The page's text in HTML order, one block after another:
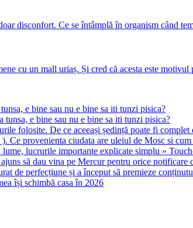
disconfort. Ce se întâmplă în organism când
cu un mall uriaș. Și cred că acesta este
e bine sau nu e bine sa iti tunzi pisica?
tunsa, e bine sau nu e bine sa iti tunzi pisica?
folosite. De ce aceeași ședință poate fi
Ce provenienta ciudata are uleiul de Mosc si
lume, lucrurile importante explicate simplu »
să dau vina pe Mercur pentru orice notificare
de perfecțiune și a început să premieze
își schimbă casa în 2026